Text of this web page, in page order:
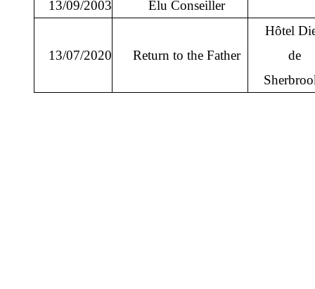
13/09/2003
Elu Conseiller
13/07/2020 Return to the Father
Hôtel
de